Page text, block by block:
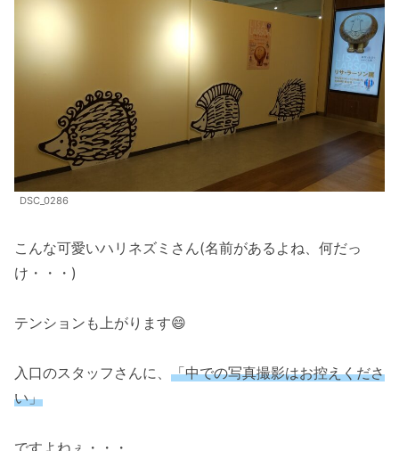
DSC_0286
こんな可愛いハリネズミさん(名前があるよね、何だっ
け・・・)
テンションも上がります😄
入口のスタッフさんに、 「中での写真撮影はお控えくださ
い」
ですよねぇ・・・